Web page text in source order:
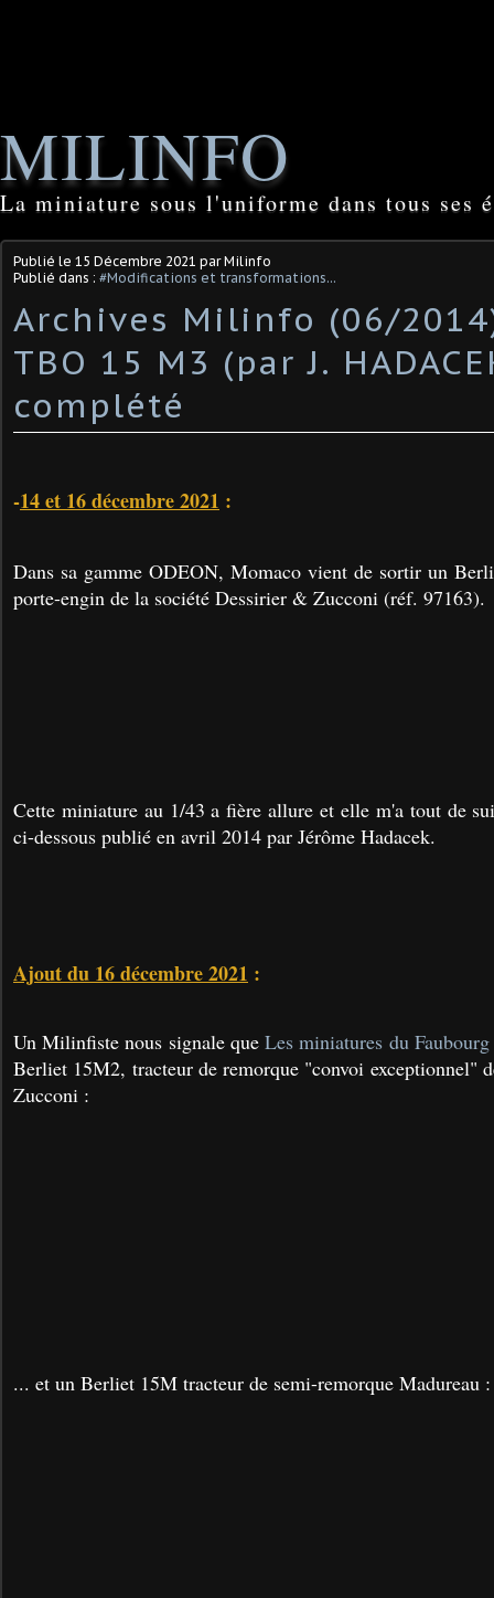
MILINFO
La miniature sous l'uniforme dans tous ses
Publié le 15 Décembre 2021 par Milinfo
Publié dans : #Modifications et transformations...
Archives Milinfo (06/
TBO 15 M3 (par J.
complété
-14 et 16 décembre 2021 :
Dans sa gamme ODEON, Momaco vient de sortir un
porte-engin de la société Dessirier & Zucconi (réf. 97163).
Cette miniature au 1/43 a fière allure et elle m'a tout de
ci-dessous publié en avril 2014 par Jérôme Hadacek.
Ajout du 16 décembre 2021 :
Un Milinfiste nous signale queLes miniatures du Faubourg
Berliet 15M2, tracteur de remorque "convoi exceptionnel"
Zucconi :
... et un Berliet 15M tracteur de semi-remorque Madureau :